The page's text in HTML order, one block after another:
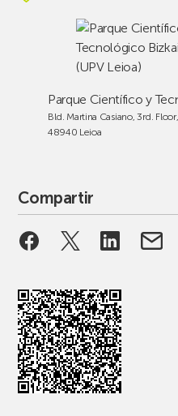
Parque Científico y
Bld. Martina Casiano, 3rd.
48940 Leioa
Compartir